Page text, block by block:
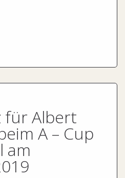
für Albert
A – Cup
am